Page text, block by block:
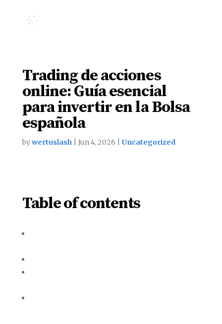
Trading de acciones
online: Guía esencial
para invertir en la Bolsa
española
bywertuslash| Jun 4, 2026 Uncategorized
Table of contents